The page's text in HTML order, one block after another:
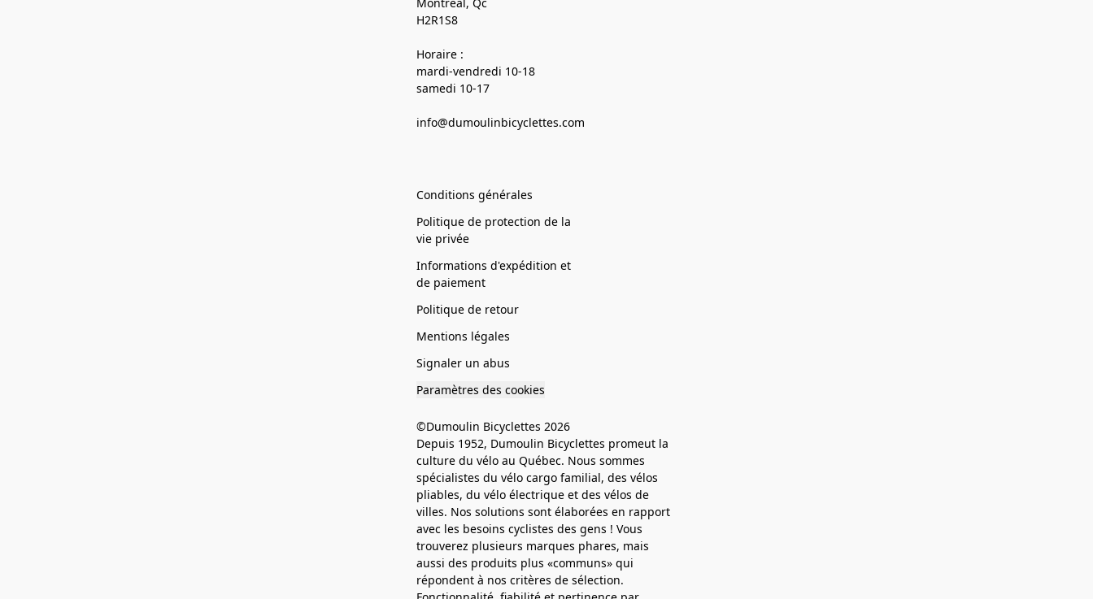
H2R1S8
Horaire :
mardi-vendredi 10-18
samedi 10-17
info@dumoulinbicyclettes.com
Conditions générales
Politique de protection de la
vie privée
Informations d'expédition et
de paiement
Politique de retour
Mentions légales
Signaler un abus
Paramètres des cookies
©Dumoulin Bicyclettes 2026
Depuis 1952, Dumoulin Bicyclettes promeut la
culture du vélo au Québec. Nous sommes
spécialistes du vélo cargo familial, des vélos
pliables, du vélo électrique et des vélos de
villes. Nos solutions sont élaborées en rapport
avec les besoins cyclistes des gens ! Vous
trouverez plusieurs marques phares, mais
aussi des produits plus «communs» qui
répondent à nos critères de sélection.